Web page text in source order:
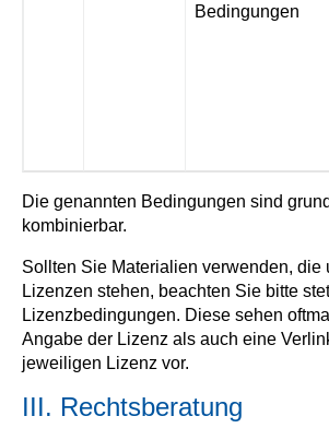
Bedingungen
Die genannten Bedingungen sind
kombinierbar.
Sollten Sie Materialien verwenden, die
Lizenzen stehen, beachten Sie bitte
Lizenzbedingungen. Diese sehen
Angabe der Lizenz als auch eine
jeweiligen Lizenz vor.
III. Rechtsberatung